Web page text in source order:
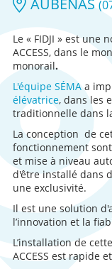
AUBENAS
Le « FIDJI » est une
ACCESS, dans le
monorail.
L'équipe SÉMAa
élévatrice, dans les
traditionnelle dans
La conception de
fonctionnement
et mise à niveau
d'être installé dans
une exclusivité.
Il est une solution
l’innovation et la
L’installation de cette
ACCESS est rapide